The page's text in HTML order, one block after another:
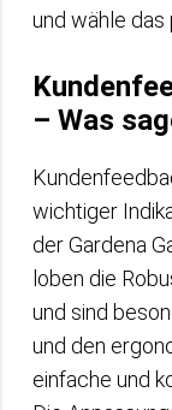
und wähle
– Was
wichtiger
der Gardena
loben die
und sind
und den
einfache und